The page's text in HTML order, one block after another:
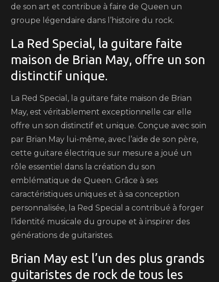
de son art et contribue à faire de Queen un
groupe légendaire dans l’histoire du rock.
La Red Special, la guitare faite
maison de Brian May, offre un son
distinctif unique.
La Red Special, la guitare faite maison de Brian
May, est véritablement exceptionnelle car elle
offre un son distinctif et unique. Conçue avec soin
par Brian May lui-même, avec l’aide de son père,
cette guitare électrique sur mesure a joué un
rôle essentiel dans la création du son
emblématique de Queen. Grâce à ses
caractéristiques uniques et à sa conception
personnalisée, la Red Special a contribué à forger
l’identité musicale du groupe et à inspirer des
générations de guitaristes.
Brian May est l’un des plus grands
guitaristes de rock de tous les